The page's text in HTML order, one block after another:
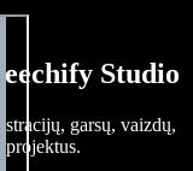
Studio
garsų, vaizdų,
projektus.